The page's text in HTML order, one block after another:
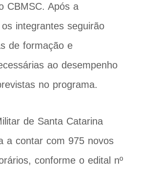
CBMSC. Após a
integrantes seguirão
de formação e
ao desempenho
no programa.
de Santa Catarina
a contar com 975 novos
conforme o edital nº